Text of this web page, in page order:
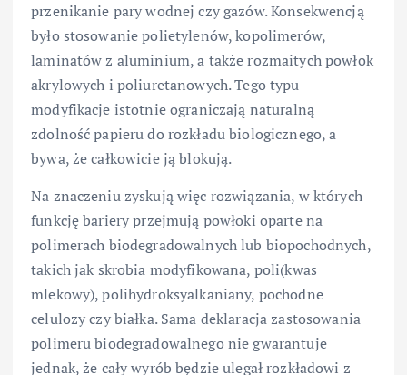
przenikanie pary wodnej czy gazów. Konsekwencją
było stosowanie polietylenów, kopolimerów,
laminatów z aluminium, a także rozmaitych powłok
akrylowych i poliuretanowych. Tego typu
modyfikacje istotnie ograniczają naturalną
zdolność papieru do rozkładu biologicznego, a
bywa, że całkowicie ją blokują.
Na znaczeniu zyskują więc rozwiązania, w których
funkcję bariery przejmują powłoki oparte na
polimerach biodegradowalnych lub biopochodnych,
takich jak skrobia modyfikowana, poli(kwas
mlekowy), polihydroksyalkaniany, pochodne
celulozy czy białka. Sama deklaracja zastosowania
polimeru biodegradowalnego nie gwarantuje
jednak, że cały wyrób będzie ulegał rozkładowi z